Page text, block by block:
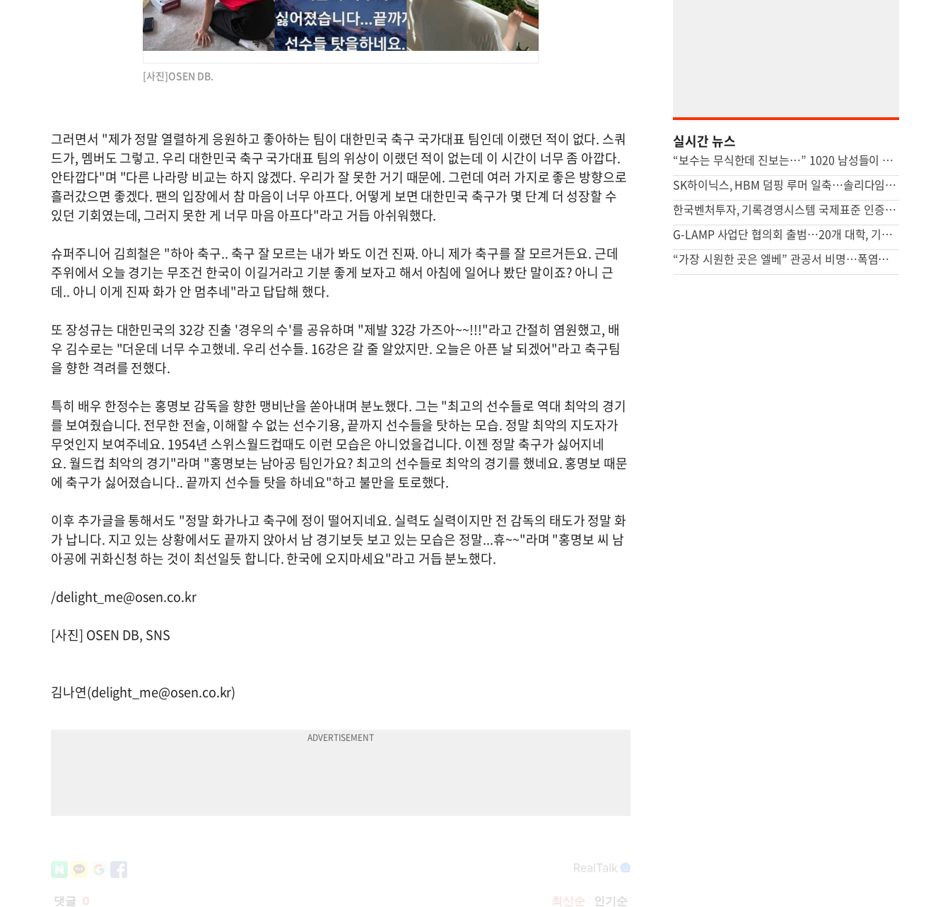
[사진]OSEN DB.
그러면서 "제가 정말 열렬하게 응원하고 좋아하는 팀이 대한민국 축구 국가대표 팀인데 이랬던 적이 없다. 스쿼
드가, 멤버도 그렇고. 우리 대한민국 축구 국가대표 팀의 위상이 이랬던 적이 없는데 이 시간이 너무 좀 아깝다.
안타깝다"며 "다른 나라랑 비교는 하지 않겠다. 우리가 잘 못한 거기 때문에. 그런데 여러 가지로 좋은 방향으로
흘러갔으면 좋겠다. 팬의 입장에서 참 마음이 너무 아프다. 어떻게 보면 대한민국 축구가 몇 단계 더 성장할 수
있던 기회였는데, 그러지 못한 게 너무 마음 아프다"라고 거듭 아쉬워했다.
슈퍼주니어 김희철은 "하아 축구.. 축구 잘 모르는 내가 봐도 이건 진짜. 아니 제가 축구를 잘 모르거든요. 근데
주위에서 오늘 경기는 무조건 한국이 이길거라고 기분 좋게 보자고 해서 아침에 일어나 봤단 말이죠? 아니 근
데.. 아니 이게 진짜 화가 안 멈추네"라고 답답해 했다.
또 장성규는 대한민국의 32강 진출 '경우의 수'를 공유하며 "제발 32강 가즈아~~!!!"라고 간절히 염원했고, 배
우 김수로는 "더운데 너무 수고했네. 우리 선수들. 16강은 갈 줄 알았지만. 오늘은 아픈 날 되겠어"라고 축구팀
을 향한 격려를 전했다.
특히 배우 한정수는 홍명보 감독을 향한 맹비난을 쏟아내며 분노했다. 그는 "최고의 선수들로 역대 최악의 경기
를 보여줬습니다. 전무한 전술, 이해할 수 없는 선수기용, 끝까지 선수들을 탓하는 모습. 정말 최악의 지도자가
무엇인지 보여주네요. 1954년 스위스월드컵때도 이런 모습은 아니었을겁니다. 이젠 정말 축구가 싫어지네
요. 월드컵 최악의 경기"라며 "홍명보는 남아공 팀인가요? 최고의 선수들로 최악의 경기를 했네요. 홍명보 때문
에 축구가 싫어졌습니다.. 끝까지 선수들 탓을 하네요"하고 불만을 토로했다.
이후 추가글을 통해서도 "정말 화가나고 축구에 정이 떨어지네요. 실력도 실력이지만 전 감독의 태도가 정말 화
가 납니다. 지고 있는 상황에서도 끝까지 앉아서 남 경기보듯 보고 있는 모습은 정말...휴~~"라며 "홍명보 씨 남
아공에 귀화신청 하는 것이 최선일듯 합니다. 한국에 오지마세요"라고 거듭 분노했다.
/delight_me@osen.co.kr
[사진] OSEN DB, SNS
김나연(delight_me@osen.co.kr)
실시간 뉴스
“보수는 무식한데 진보는…” 1020 남성들이 극우 된 까닭
SK하이닉스, HBM 덤핑 루머 일축…솔리다임 IPO설에 주주 불안감 여전
한국벤처투자, 기록경영시스템 국제표준 인증…중기부 공공기관 첫 성과
G-LAMP 사업단 협의회 출범…20개 대학, 기초과학 연구 힘 모은다
“가장 시원한 곳은 엘베” 관공서 비명…폭염에도 ‘에어컨 28도’ 지옥